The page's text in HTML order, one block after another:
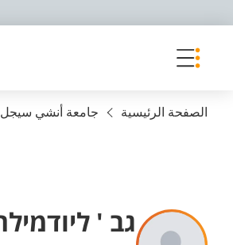
الصفحة الرئيسية جامعة أنشي
גב '